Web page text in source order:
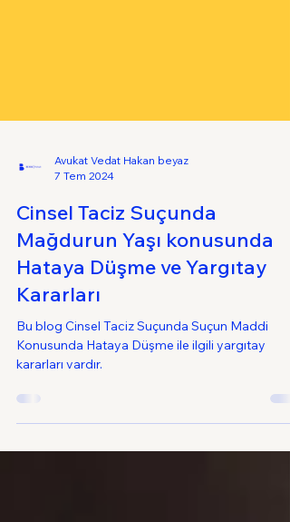
Avukat Vedat Hakan beyaz
7 Tem 2024
Cinsel Taciz Suçunda
Hataya Düşme ve Yargıtay
Kararları
Bu blog Cinsel Taciz Suçunda Suçun Maddi